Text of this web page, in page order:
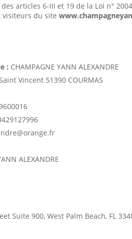
articles 6-III et 19 de la Loi n°
visiteurs du site
: CHAMPAGNE YANN ALEXANDRE
Vincent 51390 COURMAS
ALEXANDRE
Suite 900, West Palm Beach, FL